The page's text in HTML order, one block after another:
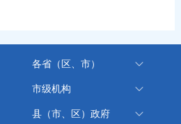
各省（区、市）
市级机构
县（市、区）政府